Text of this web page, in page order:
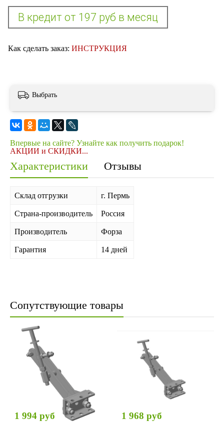
Как сделать заказ: ИНСТРУКЦИЯ
Выбрать
Впервые на сайте? Узнайте как получить подарок!
АКЦИИ и СКИДКИ...
Характеристики Отзывы
Склад отгрузки г. Пермь
Страна-производитель Россия
Производитель Форза
Гарантия 14 дней
Сопутствующие товары
1 994 руб 1 968 руб